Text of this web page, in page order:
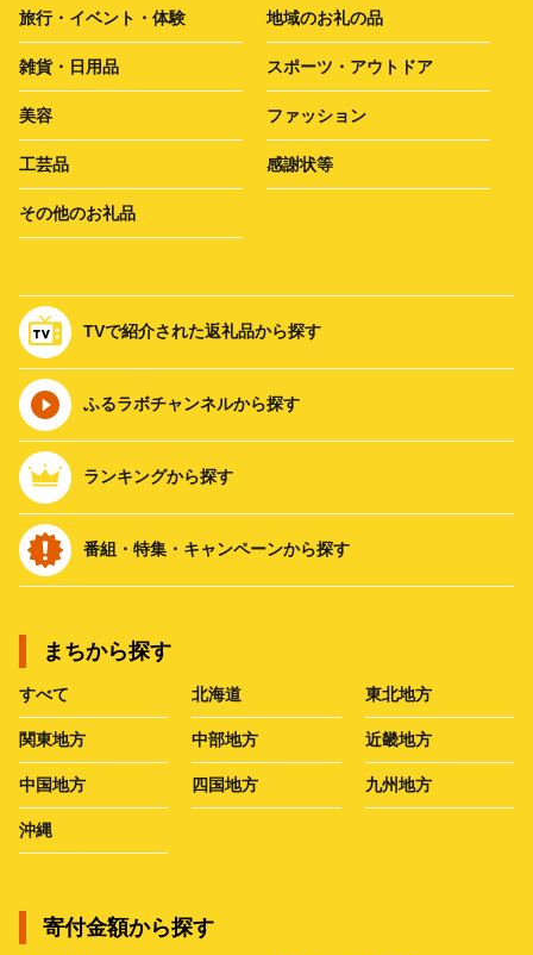
旅行・イベント・体験 地域のお礼の品
雑貨・日用品 スポーツ・アウトドア
美容 ファッション
工芸品 感謝状等
その他のお礼品
TVで紹介された返礼品から探す
ふるラボチャンネルから探す
ランキングから探す
番組・特集・キャンペーンから探す
まちから探す
すべて 北海道 東北地方
関東地方 中部地方 近畿地方
中国地方 四国地方 九州地方
沖縄
寄付金額から探す